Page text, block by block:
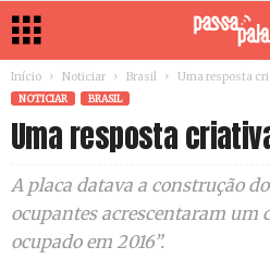
Início Noticiar Brasil Uma resposta
NOTICIAR BRASIL
Uma resposta
A placa datava a construção
ocupantes acrescentaram um
ocupado em 2016”.